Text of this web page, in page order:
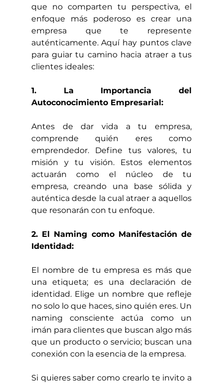
que no comparten tu perspectiva, el
enfoque más poderoso es crear una
empresa que te represente
auténticamente. Aquí hay puntos clave
para guiar tu camino hacia atraer a tus
clientes ideales:
1. La Importancia del
Autoconocimiento Empresarial:
Antes de dar vida a tu empresa,
comprende quién eres como
emprendedor. Define tus valores, tu
misión y tu visión. Estos elementos
actuarán como el núcleo de tu
empresa, creando una base sólida y
auténtica desde la cual atraer a aquellos
que resonarán con tu enfoque.
2. El Naming como Manifestación de
Identidad:
El nombre de tu empresa es más que
una etiqueta; es una declaración de
identidad. Elige un nombre que refleje
no solo lo que haces, sino quién eres. Un
naming consciente actúa como un
imán para clientes que buscan algo más
que un producto o servicio; buscan una
conexión con la esencia de la empresa.
Si quieres saber como crearlo te invito a